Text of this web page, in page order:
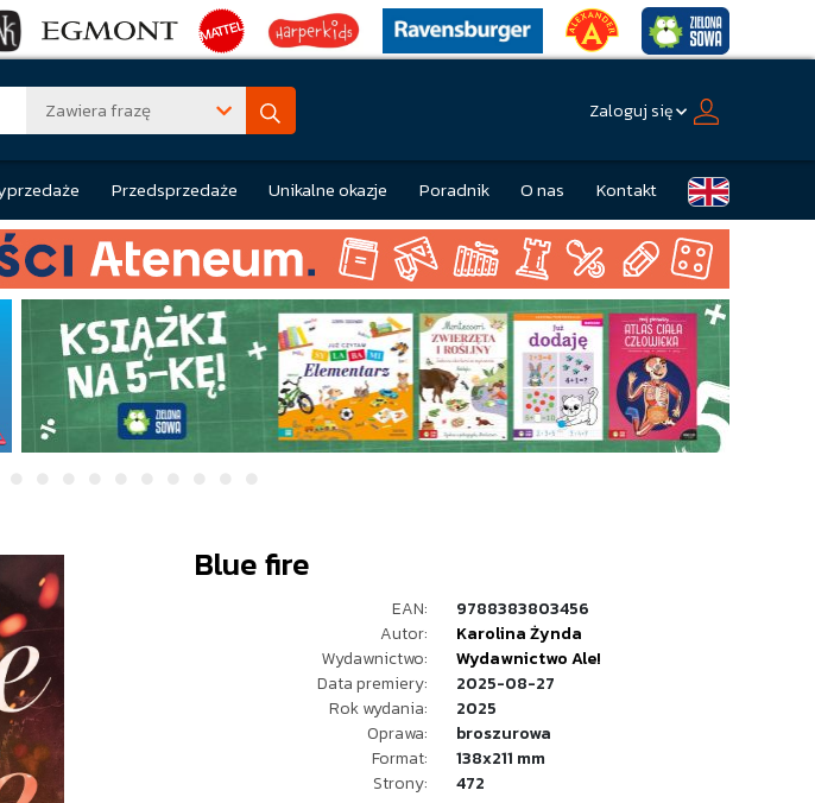
Zawiera frazę Zaloguj się
Przedsprzedaże Unikalne okazje Poradnik O nas Kontakt
Blue fire
EAN:
9788383803456
Autor:
Karolina Żynda
Wydawnictwo:
Wydawnictwo Ale!
Data premiery:
2025-08-27
Rok wydania:
2025
Oprawa:
broszurowa
Format:
138x211 mm
Strony:
472